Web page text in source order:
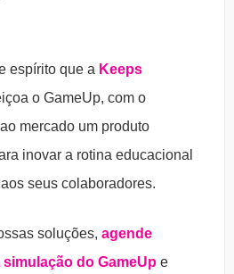
espírito que a Keeps
o GameUp, com o
mercado um produto
inovar a rotina educacional
seus colaboradores.
soluções, agende
do GameUp e